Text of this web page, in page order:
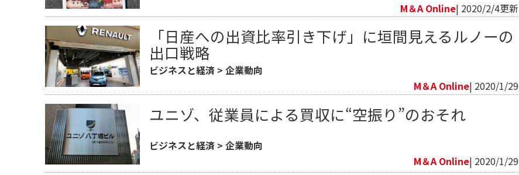
M＆A Online| 2020/2/4更新
「日産への出資比率引き下げ」に垣間見えるルノーの
出口戦略
ビジネスと経済 >企業動向
M＆A Online| 2020/1/29
ユニゾ、従業員による買収に“空振り”のおそれ
ビジネスと経済 >企業動向
M＆A Online| 2020/1/29